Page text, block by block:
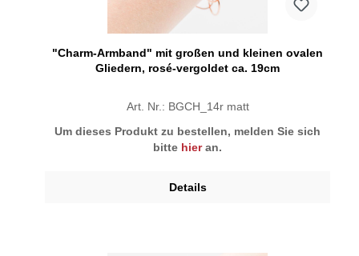
"Charm-Armband" mit großen und kleinen ovalen
Gliedern, rosé-vergoldet ca. 19cm
Art. Nr.: BGCH_14r matt
Um dieses Produkt zu bestellen, melden Sie sich
bitte hieran.
Details